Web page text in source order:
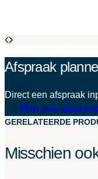
Afspraak
Direct een afspraak
Plan een afspraak
GERELATEERDE
Misschien